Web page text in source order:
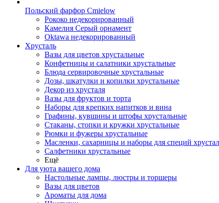
Польский фарфор Сmielow
Рококо недекорированный
Камелия Серый орнамент
Oktawa недекорированный
Хрусталь
Вазы для цветов хрустальные
Конфетницы и салатники хрустальные
Блюда сервировочные хрустальные
Дозы, шкатулки и копилки хрустальные
Декор из хрусталя
Вазы для фруктов и торта
Наборы для крепких напитков и вина
Графины, кувшины и штофы хрустальные
Стаканы, стопки и кружки хрустальные
Рюмки и фужеры хрустальные
Масленки, сахарницы и наборы для специй
Салфетники хрустальные
Ещё
Для уюта вашего дома
Настольные лампы, люстры и торшеры
Вазы для цветов
Ароматы для дома